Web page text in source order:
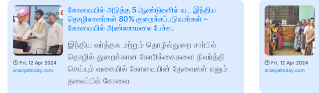
🕑 Fri, 12 Apr 2024
arasiyaltoday.com
கோவையில் அடுத்த 5 ஆண்டுகளில் வட இந்திய
தொழிலாளர்கள் 80% குறைக்கப்படுவார்கள் –
கோவையில் அண்ணாமலை பேச்சு..
இந்திய வர்த்தக மற்றும் தொழில்துறை சார்பில்
தொழில் துறைக்கான கோரிக்கைகளை நிவர்த்தி
செய்யும் வகையில் கோவையின் தேவைகள் எனும்
தலைப்பில் கோவை
🕑 Fri, 12 Apr 2024
arasiyaltoday.com